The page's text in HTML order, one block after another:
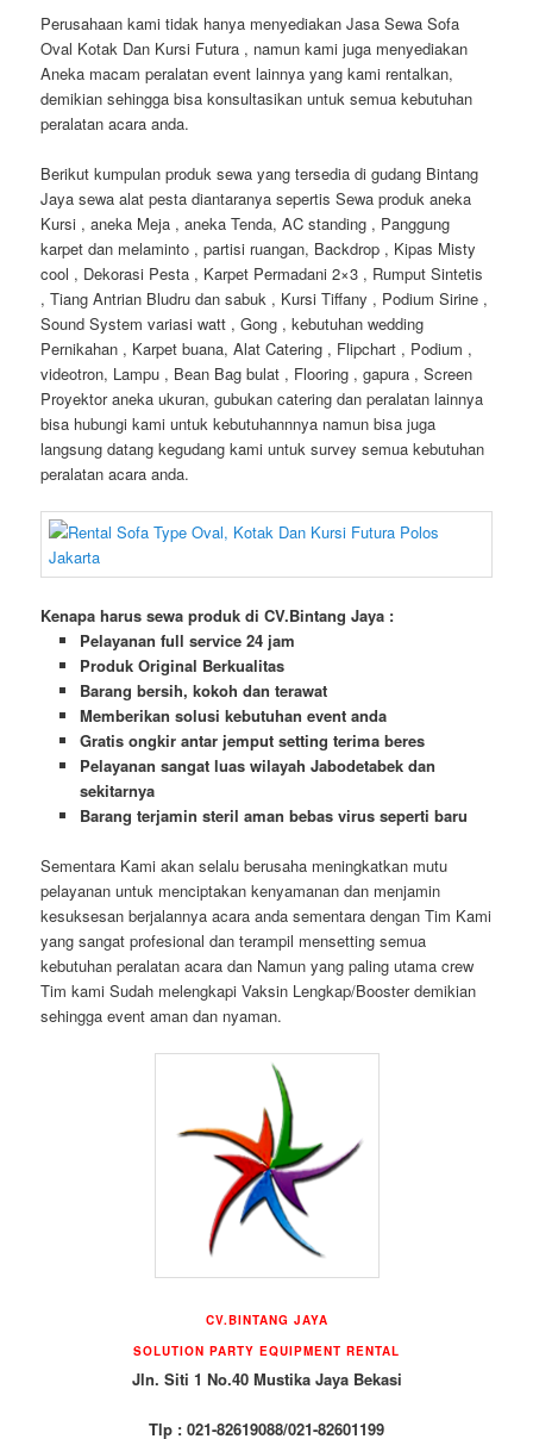
Perusahaan kami tidak hanya menyediakan Jasa Sewa Sofa
Oval Kotak Dan Kursi Futura , namun kami juga menyediakan
Aneka macam peralatan event lainnya yang kami rentalkan,
demikian sehingga bisa konsultasikan untuk semua kebutuhan
peralatan acara anda.
Berikut kumpulan produk sewa yang tersedia di gudang Bintang
Jaya sewa alat pesta diantaranya sepertis Sewa produk aneka
Kursi , aneka Meja , aneka Tenda, AC standing , Panggung
karpet dan melaminto , partisi ruangan, Backdrop , Kipas Misty
cool , Dekorasi Pesta , Karpet Permadani 2×3 , Rumput Sintetis
, Tiang Antrian Bludru dan sabuk , Kursi Tiffany , Podium Sirine ,
Sound System variasi watt , Gong , kebutuhan wedding
Pernikahan , Karpet buana, Alat Catering , Flipchart , Podium ,
videotron, Lampu , Bean Bag bulat , Flooring , gapura , Screen
Proyektor aneka ukuran, gubukan catering dan peralatan lainnya
bisa hubungi kami untuk kebutuhannnya namun bisa juga
langsung datang kegudang kami untuk survey semua kebutuhan
peralatan acara anda.
Kenapa harus sewa produk di CV.Bintang Jaya :
Pelayanan full service 24 jam
Produk Original Berkualitas
Barang bersih, kokoh dan terawat
Memberikan solusi kebutuhan event anda
Gratis ongkir antar jemput setting terima beres
Pelayanan sangat luas wilayah Jabodetabek dan
sekitarnya
Barang terjamin steril aman bebas virus seperti baru
Sementara Kami akan selalu berusaha meningkatkan mutu
pelayanan untuk menciptakan kenyamanan dan menjamin
kesuksesan berjalannya acara anda sementara dengan Tim Kami
yang sangat profesional dan terampil mensetting semua
kebutuhan peralatan acara dan Namun yang paling utama crew
Tim kami Sudah melengkapi Vaksin Lengkap/Booster demikian
sehingga event aman dan nyaman.
CV.BINTANG JAYA
SOLUTION PARTY EQUIPMENT RENTAL
Jln. Siti 1 No.40 Mustika Jaya Bekasi
Tlp : 021-82619088/021-82601199